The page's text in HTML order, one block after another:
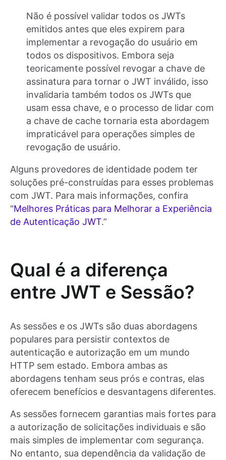
Não é possível validar todos os JWTs
emitidos antes que eles expirem para
implementar a revogação do usuário em
todos os dispositivos. Embora seja
teoricamente possível revogar a chave de
assinatura para tornar o JWT inválido, isso
invalidaria também todos os JWTs que
usam essa chave, e o processo de lidar com
a chave de cache tornaria esta abordagem
impraticável para operações simples de
revogação de usuário.
Alguns provedores de identidade podem ter
soluções pré-construídas para esses problemas
com JWT. Para mais informações, confira
"Melhores Práticas para Melhorar a Experiência
de Autenticação JWT.”
Qual é a diferença
entre JWT e Sessão?
As sessões e os JWTs são duas abordagens
populares para persistir contextos de
autenticação e autorização em um mundo
HTTP sem estado. Embora ambas as
abordagens tenham seus prós e contras, elas
oferecem benefícios e desvantagens diferentes.
As sessões fornecem garantias mais fortes para
a autorização de solicitações individuais e são
mais simples de implementar com segurança.
No entanto, sua dependência da validação de